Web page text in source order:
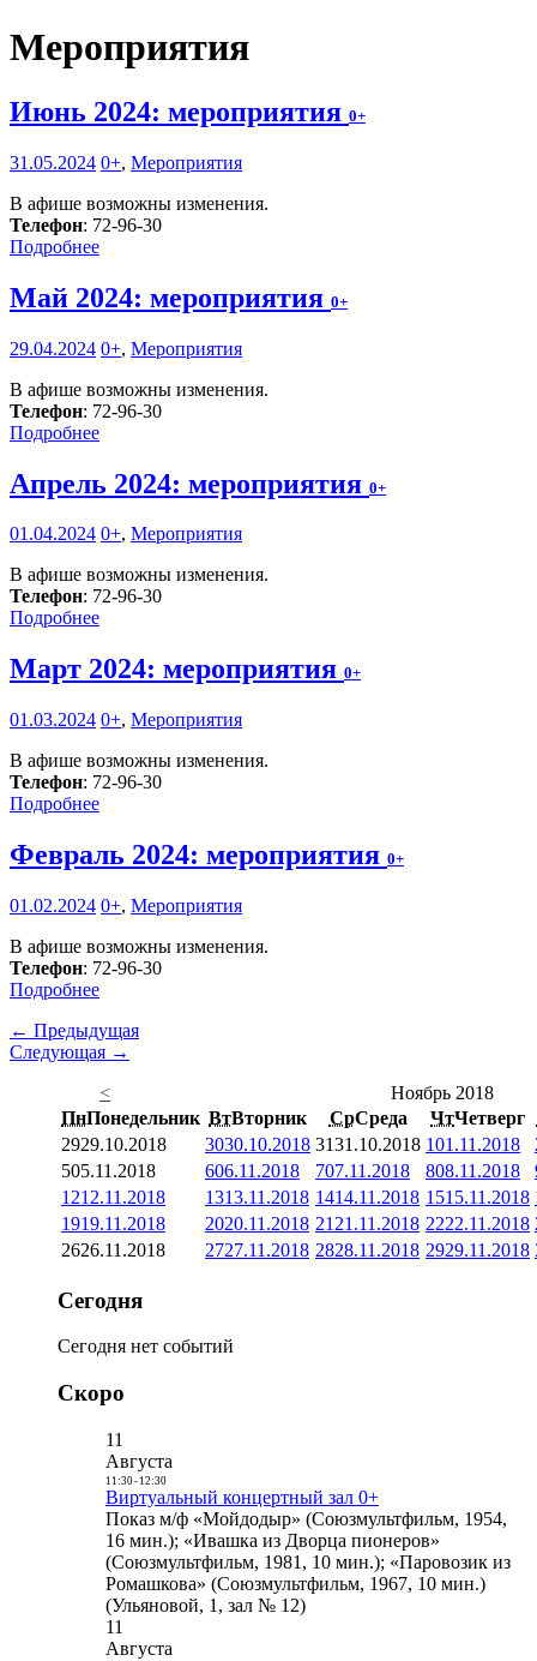
Мероприятия
Июнь 2024: мероприятия 0+
31.05.2024 0+, Мероприятия
В афише возможны изменения.
Телефон: 72-96-30
Подробнее
Май 2024: мероприятия 0+
29.04.2024 0+, Мероприятия
В афише возможны изменения.
Телефон: 72-96-30
Подробнее
Апрель 2024: мероприятия 0+
01.04.2024 0+, Мероприятия
В афише возможны изменения.
Телефон: 72-96-30
Подробнее
Март 2024: мероприятия 0+
01.03.2024 0+, Мероприятия
В афише возможны изменения.
Телефон: 72-96-30
Подробнее
Февраль 2024: мероприятия 0+
01.02.2024 0+, Мероприятия
В афише возможны изменения.
Телефон: 72-96-30
Подробнее
← Предыдущая
Следующая →
<
Ноябрь 2018
ПнПонедельник ВтВторник СрСреда ЧтЧетверг
2929.10.2018 3030.10.2018 3131.10.2018 101.11.2018
505.11.2018 606.11.2018 707.11.2018 808.11.2018
1212.11.2018 1313.11.2018 1414.11.2018 1515.11.2018
1919.11.2018 2020.11.2018 21 21.11.2018 2222.11.2018
2626.11.2018 2727.11.2018 2828.11.2018 2929.11.2018
Сегодня
Сегодня нет событий
Скоро
11
Августа
11:30- 12:30
Виртуальный концертный зал 0+
Показ м/ф «Мойдодыр» (Союзмультфильм, 1954,
16 мин.); «Ивашка из Дворца пионеров»
(Союзмультфильм, 1981, 10 мин.); «Паровозик из
Ромашкова» (Союзмультфильм, 1967, 10 мин.)
(Ульяновой, 1, зал № 12)
11
Августа